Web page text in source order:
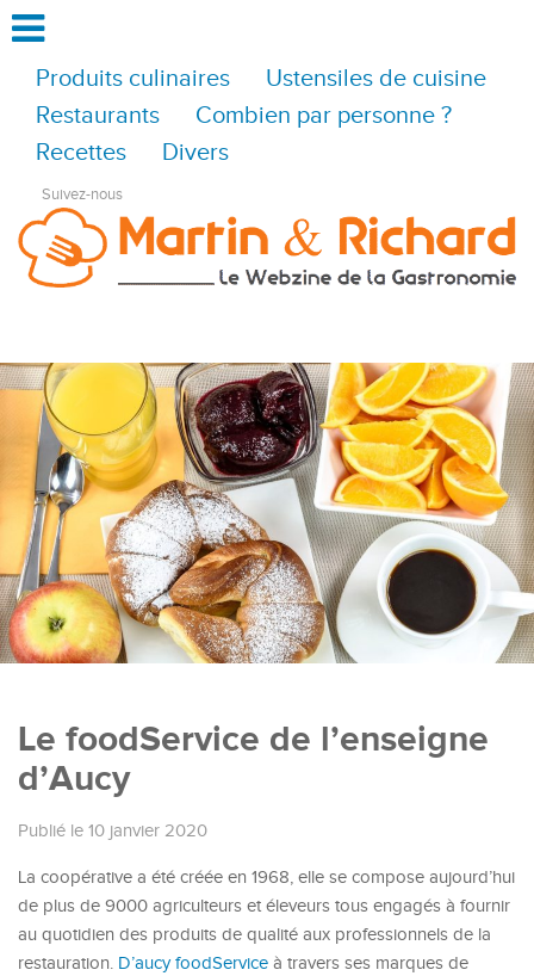
Produits culinaires
Ustensiles de cuisine
Restaurants
Combien par personne ?
Recettes
Divers
Suivez-nous
Le foodService de l’enseigne
d’Aucy
Publié le 10 janvier 2020
La coopérative a été créée en 1968, elle se compose aujourd’hui
de plus de 9000 agriculteurs et éleveurs tous engagés à fournir
au quotidien des produits de qualité aux professionnels de la
restauration. D’aucy foodService à travers ses marques de